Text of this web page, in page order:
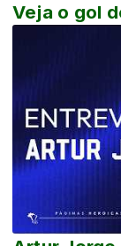
Veja o gol